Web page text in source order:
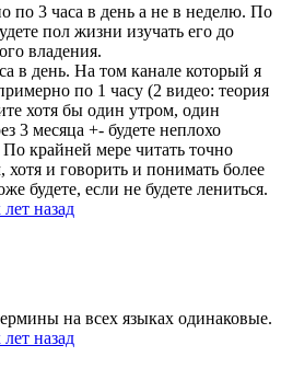
по 3 часа в день а не в неделю. По
пол жизни изучать его до
владения.
в день. На том канале который я
по 1 часу (2 видео: теория
хотя бы один утром, один
3 месяца +- будете неплохо
крайней мере читать точно
хотя и говорить и понимать более
будете, если не будете лениться.
лет назад
на всех языках одинаковые.
лет назад